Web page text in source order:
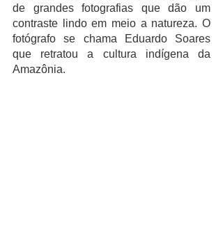
de grandes fotografias que dão um
contraste lindo em meio a natureza. O
fotógrafo se chama Eduardo Soares
que retratou a cultura indígena da
Amazônia.